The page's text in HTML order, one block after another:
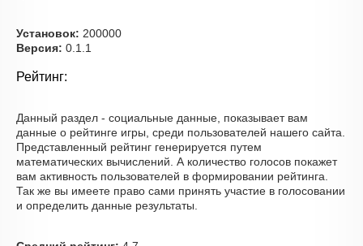
Установок: 200000
Версия: 0.1.1
Рейтинг:
Данный раздел - социальные данные, показывает вам
данные о рейтинге игры, среди пользователей нашего сайта.
Представленный рейтинг генерируется путем
математических вычислений. А количество голосов покажет
вам активность пользователей в формировании рейтинга.
Так же вы имеете право сами принять участие в голосовании
и определить данные результаты.